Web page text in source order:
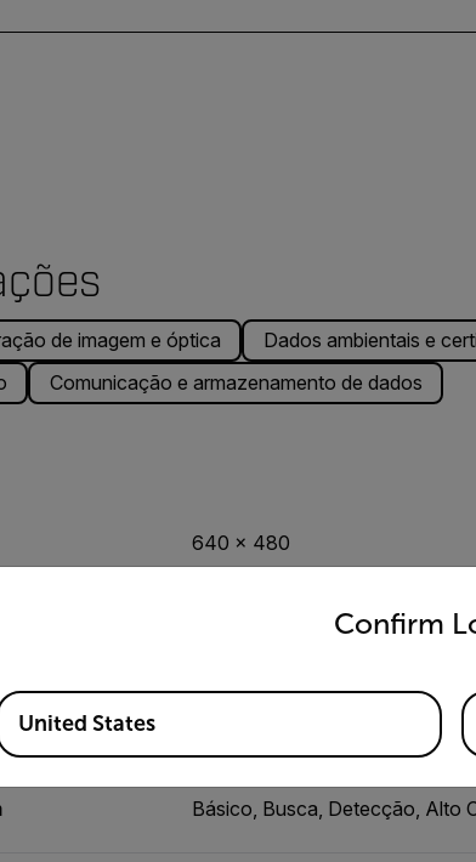
de imagem e óptica Dados ambientais e
Comunicação e armazenamento de dados
640 x 480
LCD de 4”, 640 × 480,
de Objetos Solução de faixa única
Básico, Busca, Detecção, Alto
Confirm
your preferred country and language from the
Locations
United States